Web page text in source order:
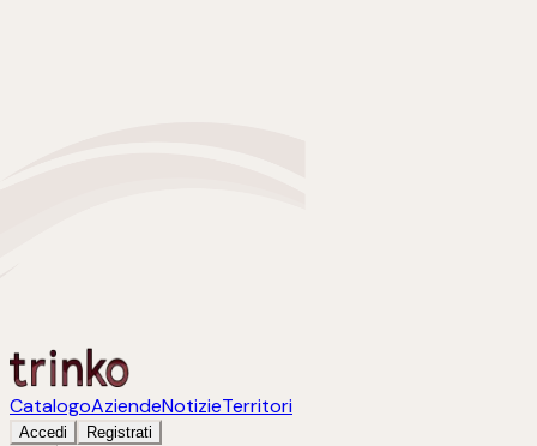
CatalogoAziendeNotizieTerritori
Accedi Registrati